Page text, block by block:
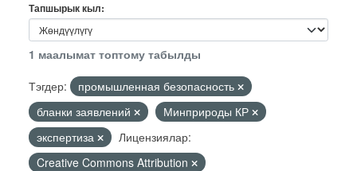
Тапшырык кыл
1 маалымат топтому табылды
Тэгдер:
промышленная безопасность
бланки заявлений
Минприроды КР
экспертиза
Лицензиялар:
Creative Commons Attribution